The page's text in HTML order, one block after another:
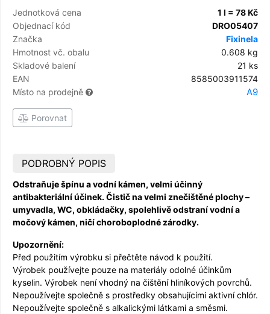
Jednotková cena
1 l = 78 Kč
Objednací kód
DRO05407
Značka
Fixinela
Hmotnost vč. obalu
0.608 kg
Skladové balení
21 ks
EAN
8585003911574
Místo na prodejně
A9
Porovnat
PODROBNÝ POPIS
Odstraňuje špínu a vodní kámen, velmi účinný
antibakteriální účinek. Čistič na velmi znečištěné plochy –
umyvadla, WC, obkládačky, spolehlivě odstraní vodní a
močový kámen, ničí choroboplodné zárodky.
Upozornění:
Před použitím výrobku si přečtěte návod k použití.
Výrobek používejte pouze na materiály odolné účinkům
kyselin. Výrobek není vhodný na čištění hliníkových povrchů.
Nepoužívejte společně s prostředky obsahujícími aktivní chlór.
Nepoužívejte společně s alkalickými látkami a směsmi.